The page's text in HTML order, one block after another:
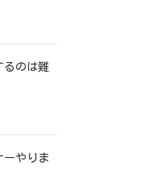
るのは難
ーやりま